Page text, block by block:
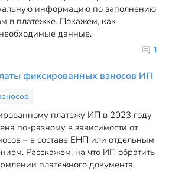
информацию по заполнению
в платежке. Покажем, как
данные.
1
фиксированных взносов ИП
платежу ИП в 2023 году
по-разному в зависимости от
– в составе ЕНП или отдельным
Расскажем, на что ИП обратить
платежного документа.